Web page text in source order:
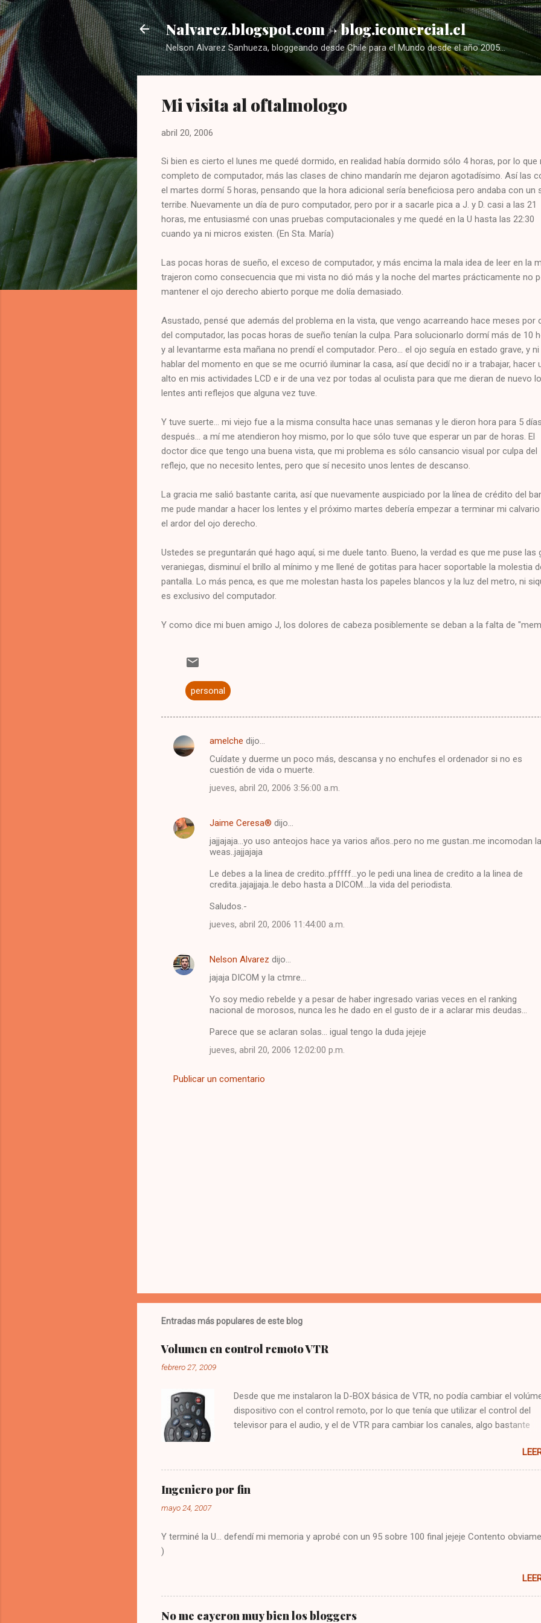
Ir al contenido principal
Nalvarez.blogspot.com -> blog.icomercial.cl
Nelson Alvarez Sanhueza, bloggeando desde Chile para el Mundo desde el año 2005...
Mi visita al oftalmologo
abril 20, 2006
Si bien es cierto el lunes me quedé dormido, en realidad había dormido sólo 4 horas, por lo que
completo de computador, más las clases de chino mandarín me dejaron agotadísimo. Así las
el martes dormí 5 horas, pensando que la hora adicional sería beneficiosa pero andaba con un
terribe. Nuevamente un día de puro computador, pero por ir a sacarle pica a J. y D. casi a las 21
horas, me entusiasmé con unas pruebas computacionales y me quedé en la U hasta las 22:30
cuando ya ni micros existen. (En Sta. María)
Las pocas horas de sueño, el exceso de computador, y más encima la mala idea de leer en la
trajeron como consecuencia que mi vista no dió más y la noche del martes prácticamente no
mantener el ojo derecho abierto porque me dolía demasiado.
Asustado, pensé que además del problema en la vista, que vengo acarreando hace meses por
del computador, las pocas horas de sueño tenían la culpa. Para solucionarlo dormí más de 10
y al levantarme esta mañana no prendí el computador. Pero... el ojo seguía en estado grave, y ni
hablar del momento en que se me ocurrió iluminar la casa, así que decidí no ir a trabajar, hacer
alto en mis actividades LCD e ir de una vez por todas al oculista para que me dieran de nuevo
lentes anti reflejos que alguna vez tuve.
Y tuve suerte... mi viejo fue a la misma consulta hace unas semanas y le dieron hora para 5
después... a mí me atendieron hoy mismo, por lo que sólo tuve que esperar un par de horas. El
doctor dice que tengo una buena vista, que mi problema es sólo cansancio visual por culpa del
reflejo, que no necesito lentes, pero que sí necesito unos lentes de descanso.
La gracia me salió bastante carita, así que nuevamente auspiciado por la línea de crédito del
me pude mandar a hacer los lentes y el próximo martes debería empezar a terminar mi
el ardor del ojo derecho.
Ustedes se preguntarán qué hago aquí, si me duele tanto. Bueno, la verdad es que me puse las
veraniegas, disminuí el brillo al mínimo y me llené de gotitas para hacer soportable la molestia
pantalla. Lo más penca, es que me molestan hasta los papeles blancos y la luz del metro, ni
es exclusivo del computador.
Y como dice mi buen amigo J, los dolores de cabeza posiblemente se deban a la falta de
personal
C
t
amelche dijo…
Cuídate y duerme un poco más, descansa y no enchufes el ordenador si no es
cuestión de vida o muerte.
jueves, abril 20, 2006 3:56:00 a.m.
Jaime Ceresa® dijo…
jajjajaja...yo uso anteojos hace ya varios años..pero no me gustan..me incomodan
weas..jajjajaja
Le debes a la linea de credito..pfffff...yo le pedi una linea de credito a la linea de
credita..jajajjaja..le debo hasta a DICOM....la vida del periodista.
Saludos.-
jueves, abril 20, 2006 11:44:00 a.m.
Nelson Alvarez dijo…
jajaja DICOM y la ctmre...
Yo soy medio rebelde y a pesar de haber ingresado varias veces en el ranking
nacional de morosos, nunca les he dado en el gusto de ir a aclarar mis deudas...
Parece que se aclaran solas... igual tengo la duda jejeje
jueves, abril 20, 2006 12:02:00 p.m.
Publicar un comentario
Entradas más populares de este blog
Volumen en control remoto VTR
febrero 27, 2009
Desde que me instalaron la D-BOX básica de VTR, no podía cambiar el
dispositivo con el control remoto, por lo que tenía que utilizar el control del
televisor para el audio, y el de VTR para cambiar los canales, algo bastante
vez la tecla CBL Presionar sin soltar la tecla SETUP hasta que la CBL
Digitar 993 Presionar y mantener la tecla de volúmen Dejo constancia de la
solución por si alguien más tiene el mismo problema, y también para que no
olvide como arreglarlo jejeje. Saludos!
Ingeniero por fin
mayo 24, 2007
Y terminé la U... defendí mi memoria y aprobé con un 95 sobre 100 final jejeje Contento
)
No me cayeron muy bien los bloggers